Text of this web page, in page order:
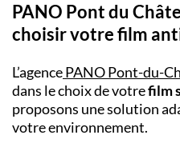
PANO Pont du
choisir votre film
L’agencePANO Pont-du-
dans le choix de votrefilm
proposons une solution
votre environnement.